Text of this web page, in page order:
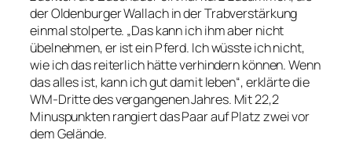
der Oldenburger Wallach in der Trabverstärkung
einmal stolperte. „Das kann ich ihm aber nicht
übelnehmen, er ist ein Pferd. Ich wüsste ich nicht,
wie ich das reiterlich hätte verhindern können. Wenn
das alles ist, kann ich gut damit leben“, erklärte die
WM-Dritte des vergangenen Jahres. Mit 22,2
Minuspunkten rangiert das Paar auf Platz zwei vor
dem Gelände.